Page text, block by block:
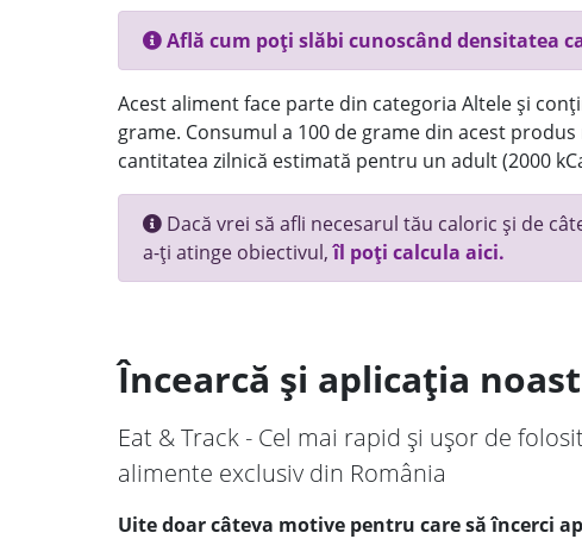
Află cum poți slăbi cunoscând densitatea
Acest aliment face parte din categoria Altele și
grame. Consumul a 100 de grame din acest
cantitatea zilnică estimată pentru un adult (2000
Dacă vrei să afli necesarul tău caloric și de
a-ți atinge obiectivul,îl poți calcula aici.
Încearcă și aplicația
Eat & Track - Cel mai rapid și ușor de
alimente exclusiv din România
Uite doar câteva motive pentru care să încerci